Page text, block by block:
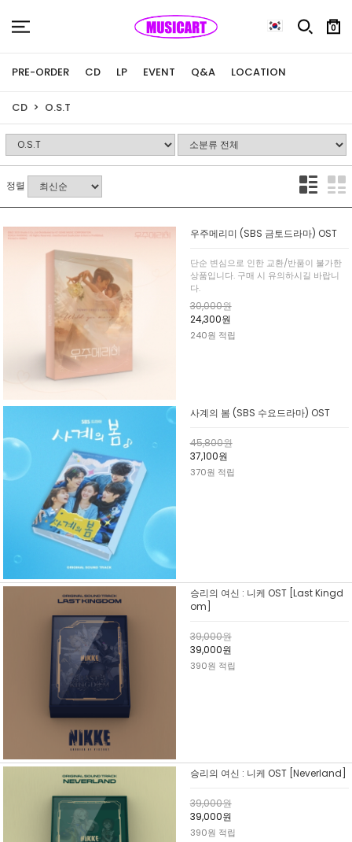
0
PRE-ORDER CD LP EVENT Q&A LOCATION
CD O.S.T
정렬
우주메리미 (SBS 금토드라마) OST
단순 변심으로 인한 교환/반품이 불가한
상품입니다. 구매 시 유의하시길 바랍니
다.
30,000원
24,300원
240원 적립
사계의 봄 (SBS 수요드라마) OST
45,800원
37,100원
370원 적립
승리의 여신 : 니케 OST [Last Kingd
om]
39,000원
39,000원
390원 적립
승리의 여신 : 니케 OST [Neverland]
39,000원
39,000원
390원 적립